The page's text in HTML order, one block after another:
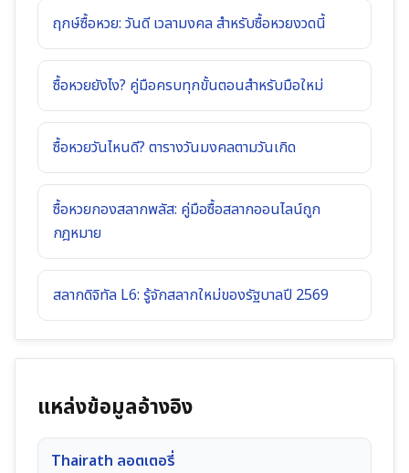
ฤกษ์ซื้อหวย: วันดี เวลามงคล สำหรับซื้อหวยงวดนี้
ซื้อหวยยังไง? คู่มือครบทุกขั้นตอนสำหรับมือใหม่
ซื้อหวยวันไหนดี? ตารางวันมงคลตามวันเกิด
ซื้อหวยกองสลากพลัส: คู่มือซื้อสลากออนไลน์ถูก
กฎหมาย
สลากดิจิทัล L6: รู้จักสลากใหม่ของรัฐบาลปี 2569
แหล่งข้อมูลอ้างอิง
Thairath ลอตเตอรี่